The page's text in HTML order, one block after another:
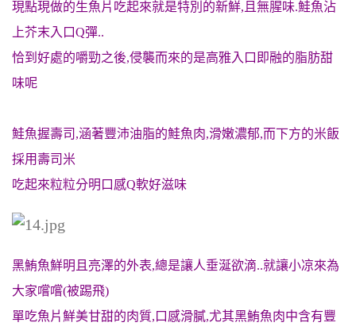
現點現做的生魚片吃起來就是特別的新鮮,且無腥味.鮭魚沾
上芥末入口Q彈..
恰到好處的嚼勁之後,侵襲而來的是高雅入口即融的脂肪甜
味呢
鮭魚握壽司,涵著豐沛油脂的鮭魚肉,滑嫩濃郁,而下方的米飯
採用壽司 米
吃起來粒粒分明口感Q軟好滋味
黑鮪魚鮮明且亮澤的外表,總是讓人垂涎欲滴..就讓小凉來為
大家嚐嚐(被踢飛)
單吃魚片鮮美甘甜的肉質,口感滑膩,尤其黑鮪魚肉中含有豐